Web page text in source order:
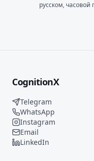
русском, часовой
CognitionX
Telegram
WhatsApp
Instagram
Email
LinkedIn